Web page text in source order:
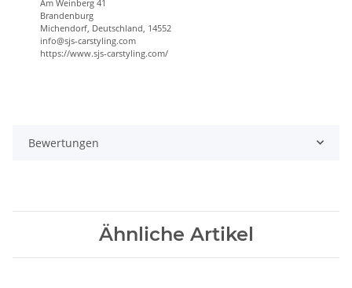
Am Weinberg 41
Brandenburg
Michendorf, Deutschland, 14552
info@sjs-carstyling.com
https://www.sjs-carstyling.com/
Bewertungen
Ähnliche Artikel